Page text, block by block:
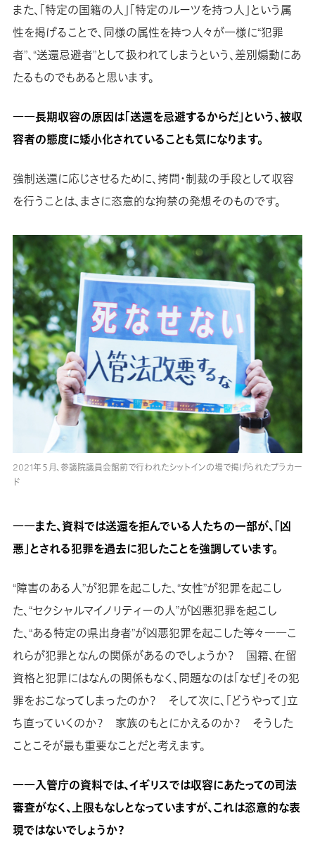
また、「特定の国籍の人」「特定のルーツを持つ人」という属
性を掲げることで、同様の属性を持つ人々が一様に“犯罪
者”、“送還忌避者”として扱われてしまうという、差別煽動にあ
たるものでもあると思います。
――長期収容の原因は「送還を忌避するからだ」という、被収
容者の態度に矮小化されていることも気になります。
強制送還に応じさせるために、拷問・制裁の手段として収容
を行うことは、まさに恣意的な拘禁の発想そのものです。
2021年５月、参議院議員会館前で行われたシットインの場で掲げられたプラカー
ド
――また、資料では送還を拒んでいる人たちの一部が、「凶
悪」とされる犯罪を過去に犯したことを強調しています。
“障害のある人”が犯罪を起こした、“女性”が犯罪を起こし
た、“セクシャルマイノリティーの人”が凶悪犯罪を起こし
た、“ある特定の県出身者”が凶悪犯罪を起こした等々――こ
れらが犯罪となんの関係があるのでしょうか？ 国籍、在留
資格と犯罪にはなんの関係もなく、問題なのは「なぜ」その犯
罪をおこなってしまったのか？ そして次に、「どうやって」立
ち直っていくのか？ 家族のもとにかえるのか？ そうした
ことこそが最も重要なことだと考えます。
――入管庁の資料では、イギリスでは収容にあたっての司法
審査がなく、上限もなしとなっていますが、これは恣意的な表
現ではないでしょうか？